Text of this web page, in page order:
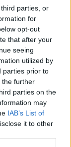
parties, or
for
opt-out
that after your
seeing
utilized by
parties prior to
the further
parties on the
may
IAB’s List of
it to other
Főgáz-
a Főgáz az
János szerint
– ismét
hogyan
egyetemes
pedig
az állami
próbálkozni,